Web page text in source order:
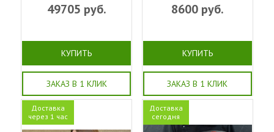
49705 руб.
КУПИТЬ
ЗАКАЗ В 1 КЛИК
8600руб.
КУПИТЬ
ЗАКАЗ В 1 КЛИК
Доставка
через 1 час
Доставка
сегодня